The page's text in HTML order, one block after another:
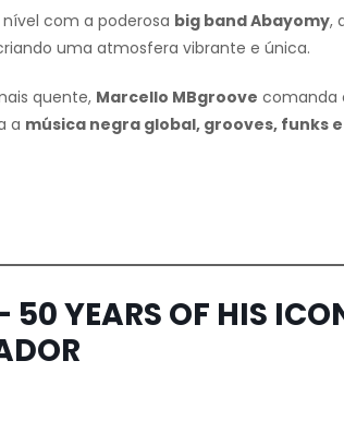
com a poderosa big band Abayomy,
uma atmosfera vibrante e única.
quente, Marcello MBgroove comanda
a música negra global, grooves, funks
50 YEARS OF HIS